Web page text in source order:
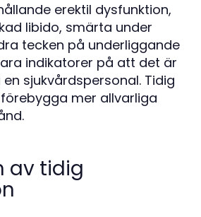
erektil dysfunktion,
libido, smärta under
tecken på underliggande
indikatorer på att det är
sjukvårdspersonal. Tidig
mer allvarliga
av tidig